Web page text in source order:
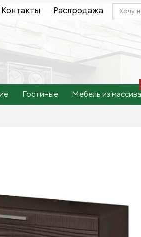
Контакты Распродажа
Гостиные Мебель из массива